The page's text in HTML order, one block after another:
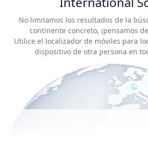
No limitamos los resultados de la
continente concreto, ¡pensamos
Utilice el localizador de móviles para
dispositivo de otra persona en